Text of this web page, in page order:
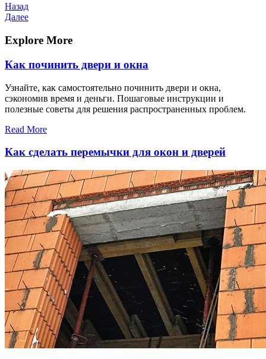
Навигация
по
записям
Предыдущая
запись
Назад
Следующая
Далее
Explore More
Как починить двери и окна
Узнайте, как самостоятельно починить двери и окна,
сэкономив время и деньги. Пошаговые инструкции и
полезные советы для решения распространенных проблем.
Read More
Как сделать перемычки для окон и дверей